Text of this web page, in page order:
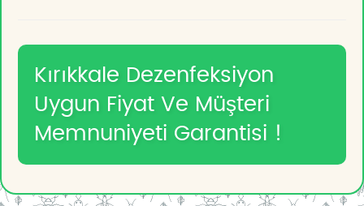
Kırıkkale Dezenfeksiyon
Uygun Fiyat Ve Müşteri
Memnuniyeti Garantisi !